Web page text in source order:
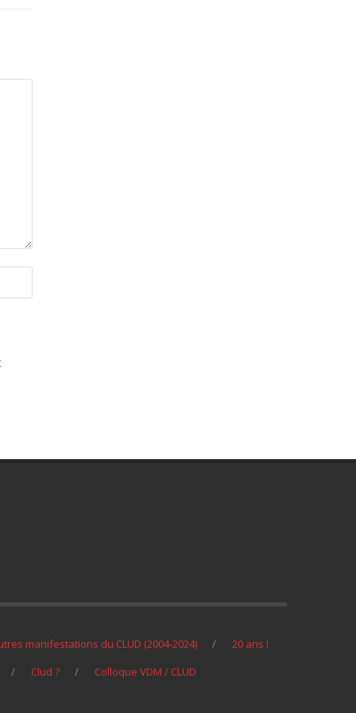
manifestations du CLUD (2004-2024)
20 ans !
Clud ?
Colloque VDM / CLUD